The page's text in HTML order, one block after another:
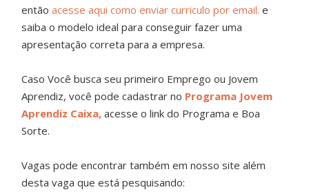
entãoacesse aqui como enviar curriculo por email. e
saiba o modelo ideal para conseguir fazer uma
apresentação correta para a empresa.
Caso Você busca seu primeiro Emprego ou Jovem
Aprendiz, você pode cadastrar no Programa Jovem
Aprendiz Caixa, acesse o link do Programa e Boa
Sorte.
Vagas pode encontrar também em nosso site além
desta vaga que está pesquisando: